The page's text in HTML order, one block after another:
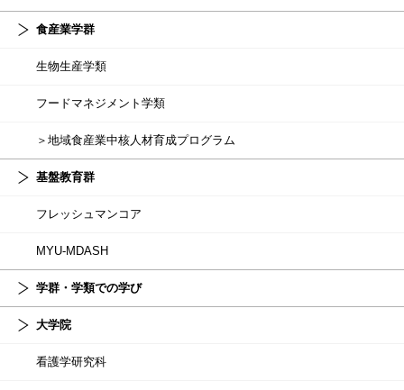
食産業学群
生物生産学類
フードマネジメント学類
＞地域食産業中核人材育成プログラム
基盤教育群
フレッシュマンコア
MYU-MDASH
学群・学類での学び
大学院
看護学研究科